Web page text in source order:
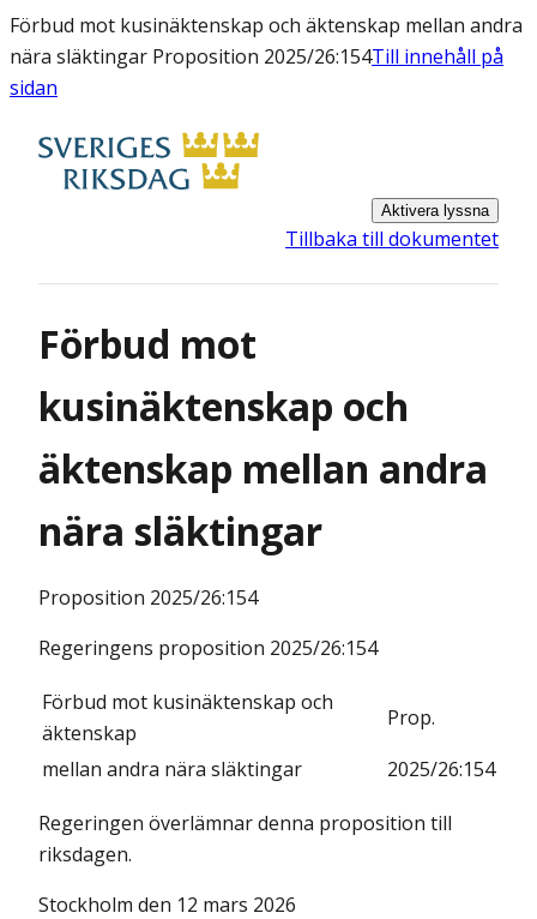
Förbud mot kusinäktenskap och äktenskap mellan andra
nära släktingar Proposition 2025/26:154Till innehåll på
sidan
Aktivera lyssna
Tillbaka till dokumentet
Förbud mot
kusinäktenskap och
äktenskap mellan andra
nära släktingar
Proposition 2025/26:154
Regeringens proposition 2025/26:154
Förbud mot kusinäktenskap och
äktenskap
Prop.
mellan andra nära släktingar
2025/26:154
Regeringen överlämnar denna proposition till
riksdagen.
Stockholm den 12 mars 2026